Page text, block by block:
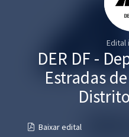
Graduação
Mentorias
Edital
DER DF -
Estradas
Baixar edital